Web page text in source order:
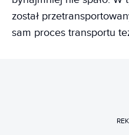
został
sam proces transportu